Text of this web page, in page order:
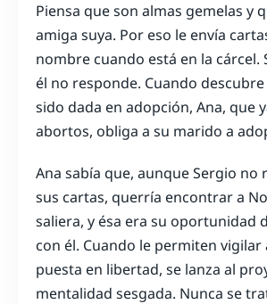
Piensa que son almas gemelas y
amiga suya. Por eso le envía
nombre cuando está en la cárcel.
él no responde. Cuando
sido dada en adopción, Ana, que
abortos, obliga a su marido a
Ana sabía que, aunque Sergio no
sus cartas, querría encontrar a
saliera, y ésa era su oportunidad
con él. Cuando le permiten vigilar
puesta en libertad, se lanza al
mentalidad sesgada. Nunca se